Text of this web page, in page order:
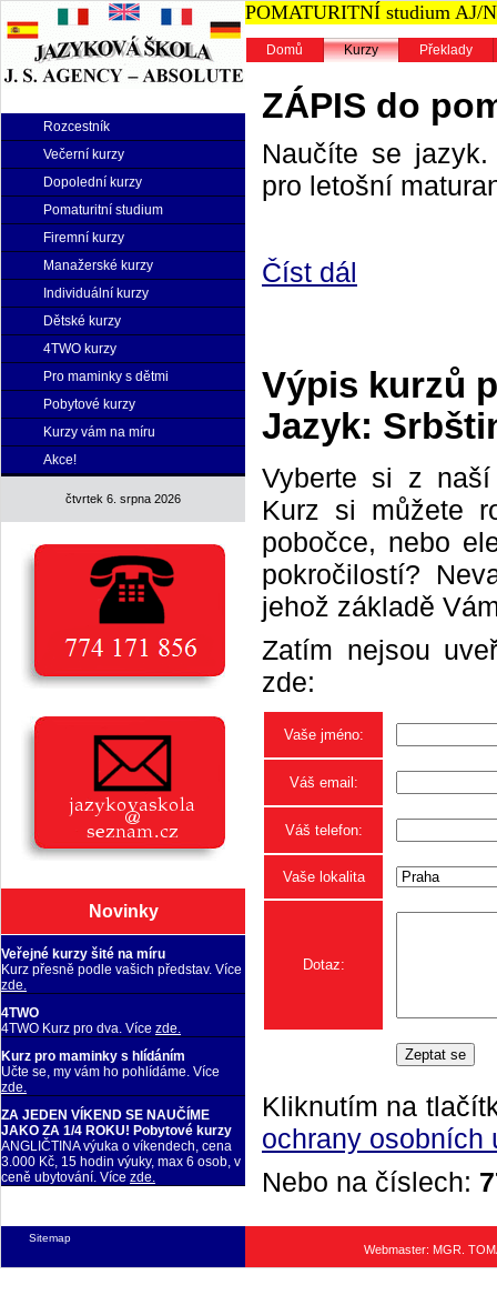
Rozcestník
Večerní kurzy
Dopolední kurzy
Pomaturitní studium
Firemní kurzy
Manažerské kurzy
Individuální kurzy
Dětské kurzy
4TWO kurzy
Pro maminky s dětmi
Pobytové kurzy
Kurzy vám na míru
Akce!
čtvrtek 6. srpna 2026
Novinky
Veřejné kurzy šité na míru
Kurz přesně podle vašich představ. Více
zde.
4TWO
4TWO Kurz pro dva. Více zde.
Kurz pro maminky s hlídáním
Učte se, my vám ho pohlídáme. Více
zde.
ZA JEDEN VÍKEND SE NAUČÍME
JAKO ZA 1/4 ROKU! Pobytové kurzy
ANGLIČTINA výuka o víkendech, cena
3.000 Kč, 15 hodin výuky, max 6 osob, v
ceně ubytování. Více zde.
POMATURITNÍ studium AJ/
Domů Kurzy Překlady
ZÁPIS do
Naučíte se
pro letošní
Číst dál
Výpis kurzů
Jazyk:
Vyberte si z
Kurz si můžete
pobočce, nebo
pokročilostí?
jehož základě
Zatím nejsou
zde:
Vaše jméno:
Váš email:
Váš telefon:
Vaše lokalita
Dotaz:
Kliknutím na
ochrany osobních
Nebo na číslech:
Webmaster: MGR.
Sitemap